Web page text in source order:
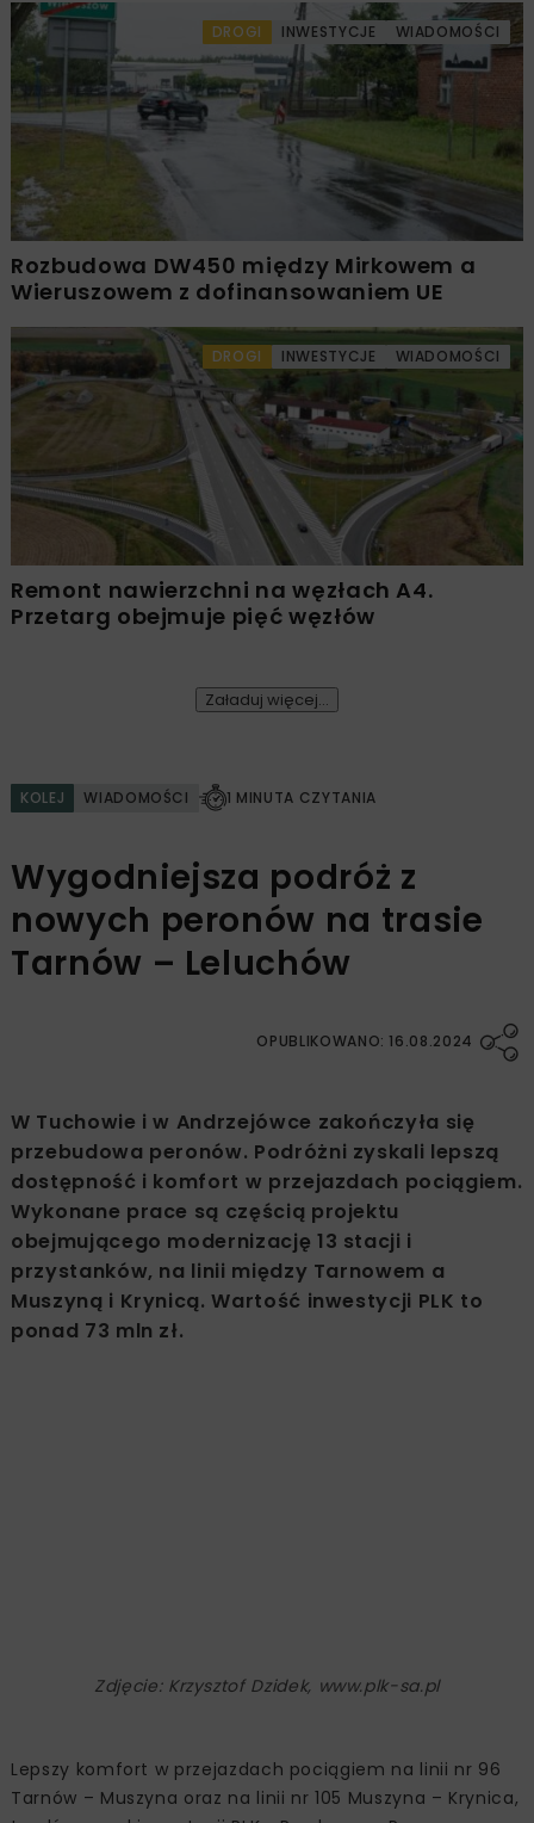
DROGI INWESTYCJE WIADOMOŚCI
Rozbudowa DW450 między Mirkowem a
Wieruszowem z dofinansowaniem UE
DROGI INWESTYCJE WIADOMOŚCI
Remont nawierzchni na węzłach A4.
Przetarg obejmuje pięć węzłów
Załaduj więcej...
KOLEJ WIADOMOŚCI 1 MINUTA CZYTANIA
Wygodniejsza podróż z
nowych peronów na trasie
Tarnów – Leluchów
OPUBLIKOWANO: 16.08.2024
W Tuchowie i w Andrzejówce zakończyła się
przebudowa peronów. Podróżni zyskali lepszą
dostępność i komfort w przejazdach pociągiem.
Wykonane prace są częścią projektu
obejmującego modernizację 13 stacji i
przystanków, na linii między Tarnowem a
Muszyną i Krynicą. Wartość inwestycji PLK to
ponad 73 mln zł.
Zdjęcie: Krzysztof Dzidek, www.plk-sa.pl
Lepszy komfort w przejazdach pociągiem na linii nr 96
Tarnów – Muszyna oraz na linii nr 105 Muszyna – Krynica,